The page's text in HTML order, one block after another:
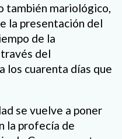
también mariológico,
la presentación del
de la
del
los cuarenta días que
se vuelve a poner
la profecía de